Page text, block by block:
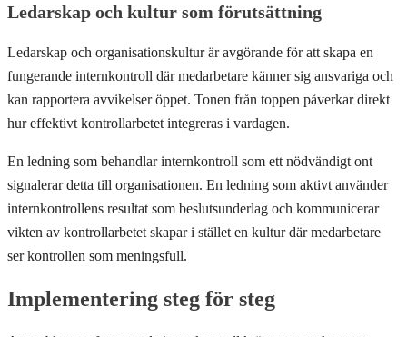
Ledarskap och kultur som förutsättning
Ledarskap och organisationskultur är avgörande för att skapa en
fungerande internkontroll där medarbetare känner sig ansvariga och
kan rapportera avvikelser öppet. Tonen från toppen påverkar direkt
hur effektivt kontrollarbetet integreras i vardagen.
En ledning som behandlar internkontroll som ett nödvändigt ont
signalerar detta till organisationen. En ledning som aktivt använder
internkontrollens resultat som beslutsunderlag och kommunicerar
vikten av kontrollarbetet skapar i stället en kultur där medarbetare
ser kontrollen som meningsfull.
Implementering steg för steg